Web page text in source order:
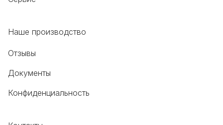
Наше производство
Отзывы
Документы
Конфиденциальность